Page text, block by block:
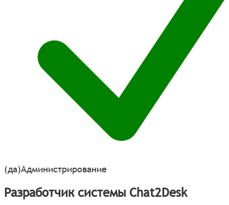
(да)Администрирование
Разработчик системы Chat2Desk